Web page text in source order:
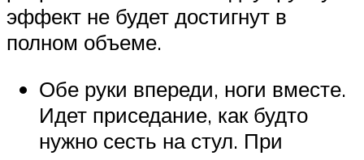
эффект не будет достигнут в
полном объеме.
Обе руки впереди, ноги вместе.
Идет приседание, как будто
нужно сесть на стул. При